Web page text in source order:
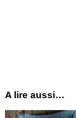
A lire aussi…